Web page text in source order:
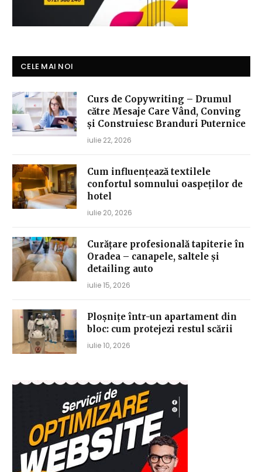
CELE MAI NOI
Curs de Copywriting – Drumul
către Mesaje Care Vând, Conving
și Construiesc Branduri Puternice
iulie 22, 2026
Cum influențează textilele
confortul somnului oaspeților de
hotel
iulie 20, 2026
Curățare profesională tapiterie în
Oradea – canapele, saltele și
detailing auto
iulie 15, 2026
Ploșnițe într-un apartament din
bloc: cum protejezi restul scării
iulie 10, 2026